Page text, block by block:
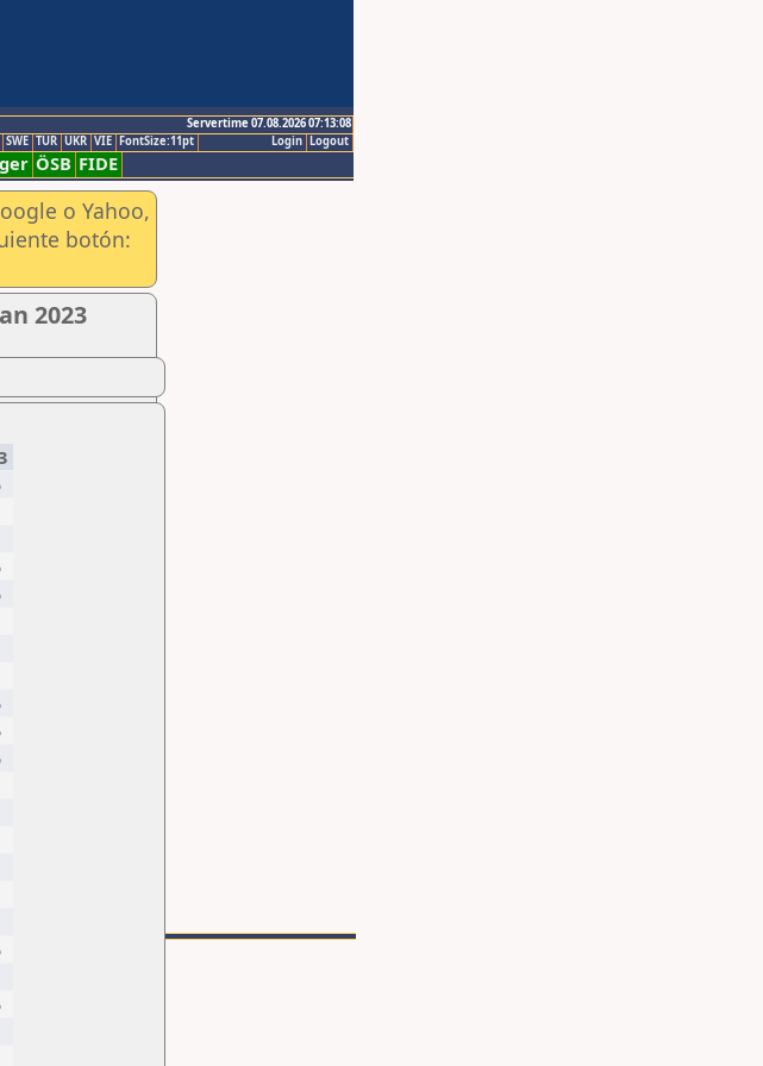
Servertime 07.08.2026 07:13:08
Logout
Login
SWE TUR UKR VIE FontSize:11pt
ÖSB FIDE
o Yahoo,
botón:
2023